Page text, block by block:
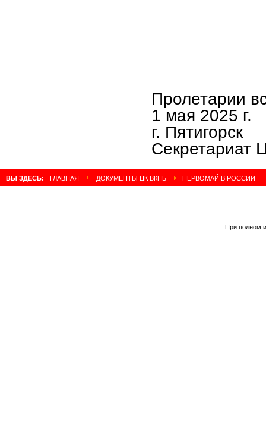
Пролетарии
1 мая 2025 г.
г. Пятигорск
Секретариат
ВЫ ЗДЕСЬ: ГЛАВНАЯ ДОКУМЕНТЫ ЦК ВКПБ ПЕРВОМАЙ В РОССИИ
При полном